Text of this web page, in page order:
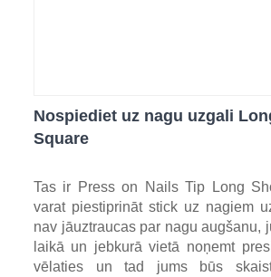
Nospiediet uz nagu uzgali
Square
Tas ir Press on Nails Tip Long
varat piestiprināt stick uz nagiem
nav jāuztraucas par nagu augšanu,
laikā un jebkurā vietā noņemt
vēlaties un tad jums būs